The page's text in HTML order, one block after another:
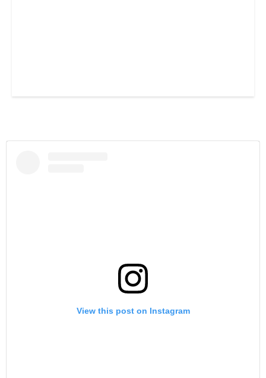
View this post on Instagram